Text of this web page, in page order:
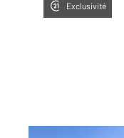
Exclusivité